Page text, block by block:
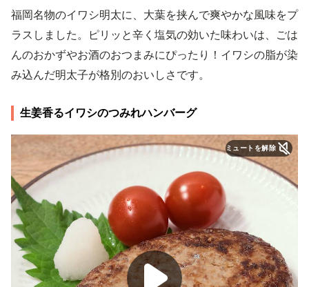
福岡名物のイワシ明太に、大葉を挟んで爽やかな風味をプ
ラスしました。ピリッと辛く塩気の効いた味わいは、ごは
んのおかずやお酒のおつまみにぴったり！イワシの脂が染
み込んだ明太子が格別のおいしさです。
生姜香るイワシのつみれハンバーグ
ミュートを解除